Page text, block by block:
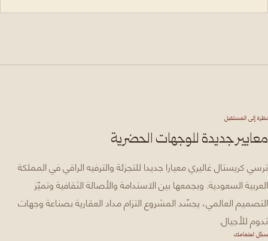
نظرة إلى المستقبل
معايير جديدة للوجهات الحضرية
ترسي كريستال غاليري معيارا جديدا للتجزئة والترفيه الراقي في المملكة
العربية السعودية. وبجمعها بين الاستدامة والأصالة الثقافية وتميّز
التصميم العالمي، يجسّد المشروع التزام مداد العقارية بصناعة وجهات
تدوم للأجيال.
سجّل اهتمامك